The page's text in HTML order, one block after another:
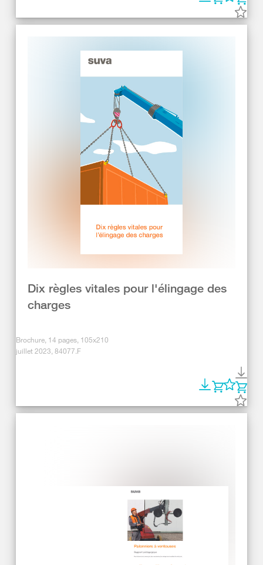
Dix règles vitales pour l'élingage des
charges
Brochure, 14 pages, 105x210
juillet 2023, 84077.F